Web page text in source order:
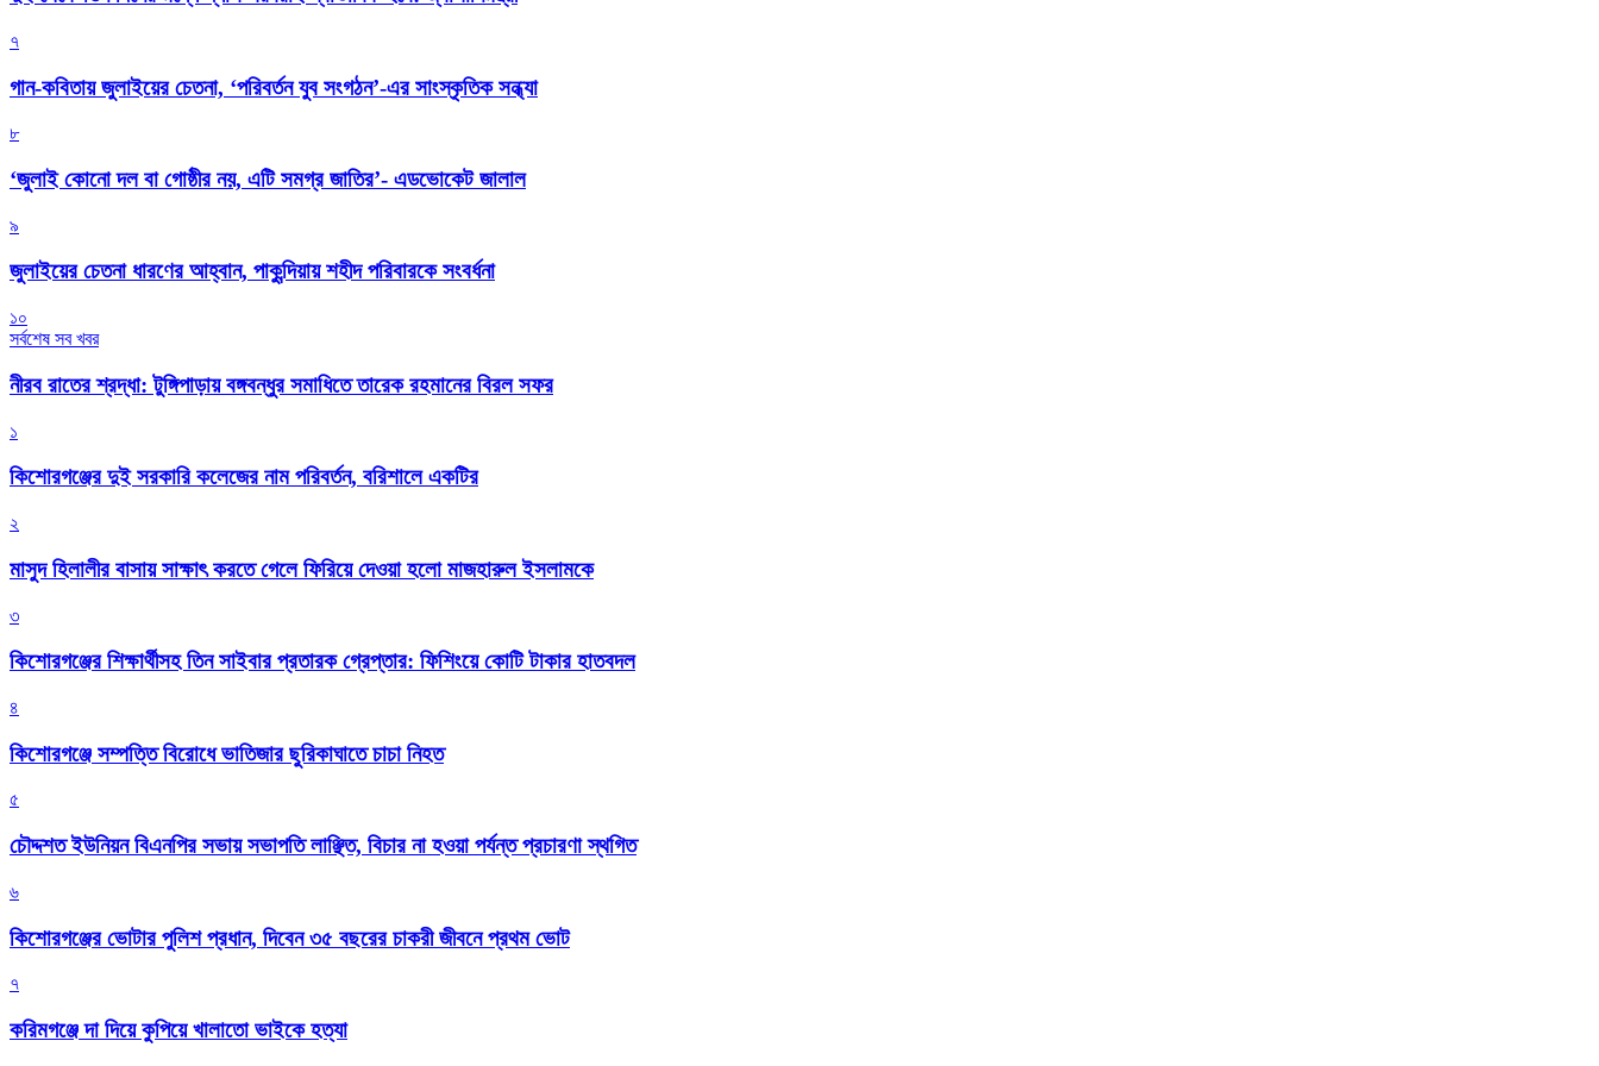
৭
গান-কবিতায় জুলাইয়ের চেতনা, ‘পরিবর্তন যুব সংগঠন’-এর সাংস্কৃতিক সন্ধ্যা
৮
‘জুলাই কোনো দল বা গোষ্ঠীর নয়, এটি সমগ্র জাতির’- এডভোকেট জালাল
৯
জুলাইয়ের চেতনা ধারণের আহ্বান, পাকুন্দিয়ায় শহীদ পরিবারকে সংবর্ধনা
১০
সর্বশেষ সব খবর
নীরব রাতের শ্রদ্ধা: টুঙ্গিপাড়ায় বঙ্গবন্ধুর সমাধিতে তারেক রহমানের বিরল সফর
১
কিশোরগঞ্জের দুই সরকারি কলেজের নাম পরিবর্তন, বরিশালে একটির
২
মাসুদ হিলালীর বাসায় সাক্ষাৎ করতে গেলে ফিরিয়ে দেওয়া হলো মাজহারুল ইসলামকে
৩
কিশোরগঞ্জের শিক্ষার্থীসহ তিন সাইবার প্রতারক গ্রেপ্তার: ফিশিংয়ে কোটি টাকার হাতবদল
৪
কিশোরগঞ্জে সম্পত্তি বিরোধে ভাতিজার ছুরিকাঘাতে চাচা নিহত
৫
চৌদ্দশত ইউনিয়ন বিএনপির সভায় সভাপতি লাঞ্ছিত, বিচার না হওয়া পর্যন্ত প্রচারণা স্থগিত
৬
কিশোরগঞ্জের ভোটার পুলিশ প্রধান, দিবেন ৩৫ বছরের চাকরী জীবনে প্রথম ভোট
৭
করিমগঞ্জে দা দিয়ে কুপিয়ে খালাতো ভাইকে হত্যা